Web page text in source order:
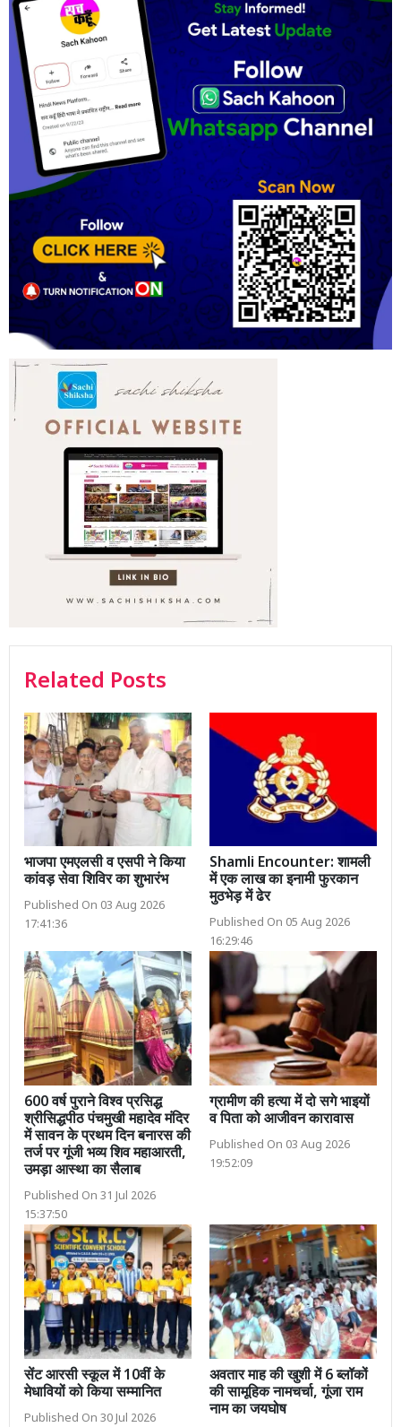
Related Posts
भाजपा एमएलसी व एसपी ने किया
कांवड़ सेवा शिविर का शुभारंभ
Published On 03 Aug 2026
17:41:36
Shamli Encounter: शामली
में एक लाख का इनामी फुरकान
मुठभेड़ में ढेर
Published On 05 Aug 2026
16:29:46
600 वर्ष पुराने विश्व प्रसिद्ध
श्रीसिद्धपीठ पंचमुखी महादेव मंदिर
में सावन के प्रथम दिन बनारस की
तर्ज पर गूंजी भव्य शिव महाआरती,
उमड़ा आस्था का सैलाब
Published On 31 Jul 2026
15:37:50
ग्रामीण की हत्या में दो सगे भाइयों
व पिता को आजीवन कारावास
Published On 03 Aug 2026
19:52:09
सेंट आरसी स्कूल में 10वीं के
मेधावियों को किया सम्मानित
Published On 30 Jul 2026
अवतार माह की खुशी में 6 ब्लॉकों
की सामूहिक नामचर्चा, गूंजा राम
नाम का जयघोष